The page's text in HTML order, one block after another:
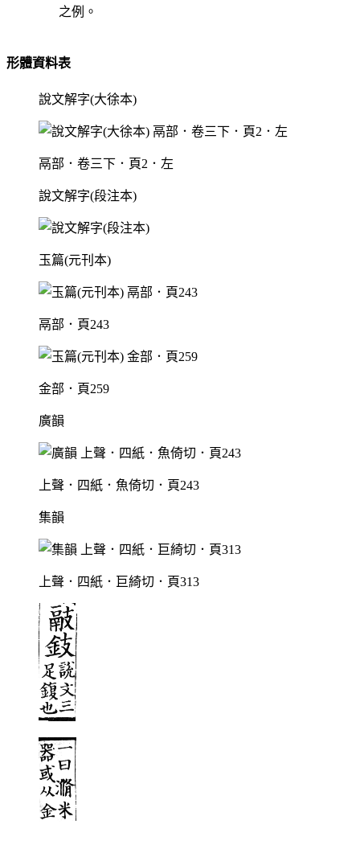
之例。
形體資料表
說文解字(大徐本)
鬲部．卷三下．頁2．左
說文解字(段注本)
玉篇(元刊本)
鬲部．頁243
金部．頁259
廣韻
上聲．四紙．魚倚切．頁243
集韻
上聲．四紙．巨綺切．頁313